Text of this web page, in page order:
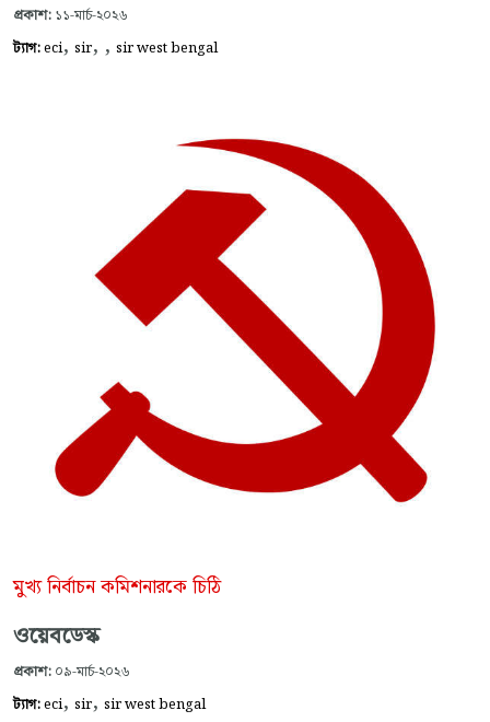
প্রকাশ: ১১-মার্চ-২০২৬
ট্যাগ:eci, sir, , sir west bengal
মুখ্য নির্বাচন কমিশনারকে চিঠি
ওয়েবডেস্ক
প্রকাশ: ০৯-মার্চ-২০২৬
ট্যাগ:eci, sir, sir west bengal